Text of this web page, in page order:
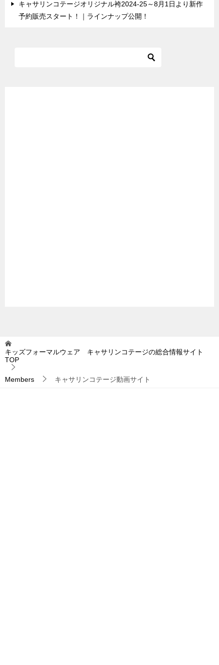
キャサリンコテージオリジナル袴2024-25～8月1日より新作
予約販売スタート！｜ラインナップ公開！
キッズフォーマルウェア キャサリンコテージの総合情報サイト
TOP
Members キャサリンコテージ動画サイト